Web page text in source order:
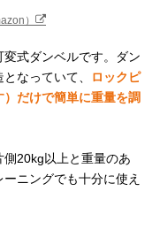
）
変式ダンベルです。ダン
なっていて、
ロックピ
だけで簡単に重量を調
20kg以上と重量のあ
ニングでも十分に使え